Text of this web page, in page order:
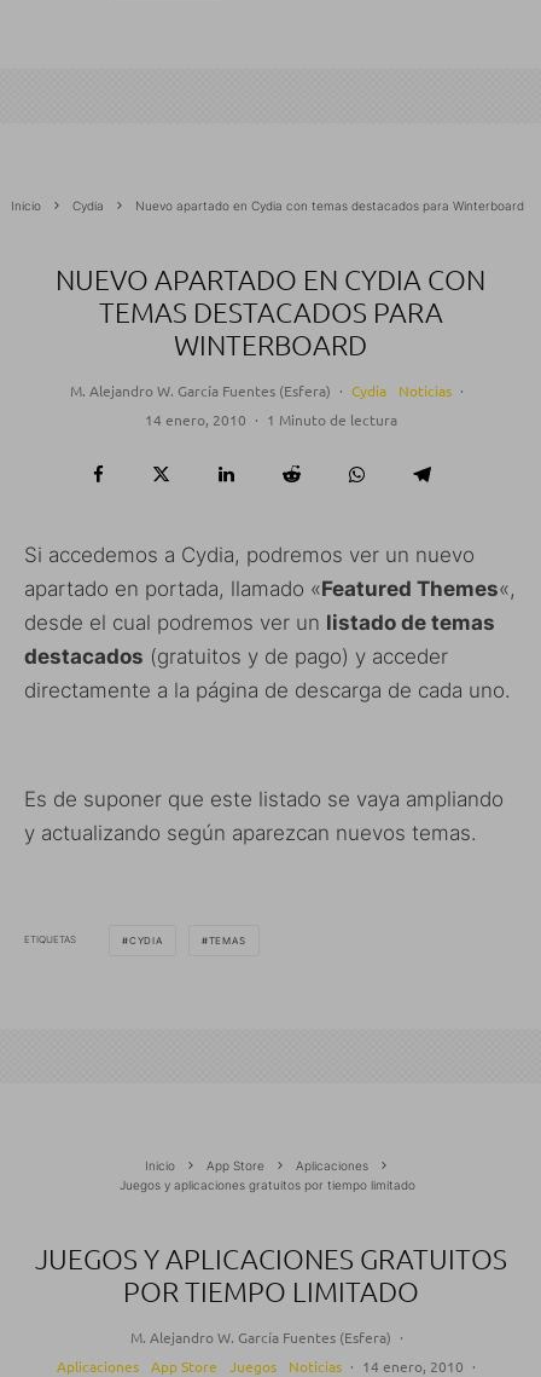
Inicio Cydia Nuevo apartado en Cydia con temas destacados para Winterboard
NUEVO APARTADO EN CYDIA CON
TEMAS DESTACADOS PARA
WINTERBOARD
M. Alejandro W. García Fuentes (Esfera) · Cydia Noticias ·
14 enero, 2010 · 1 Minuto de lectura
Si accedemos a Cydia, podremos ver un nuevo
apartado en portada, llamado «Featured Themes«,
desde el cual podremos ver un listado de temas
destacados (gratuitos y de pago) y acceder
directamente a la página de descarga de cada uno.
Es de suponer que este listado se vaya ampliando
y actualizando según aparezcan nuevos temas.
ETIQUETAS CYDIA TEMAS
Inicio App Store
Aplicaciones
Juegos y aplicaciones gratuitos por tiempo limitado
JUEGOS Y APLICACIONES GRATUITOS
POR TIEMPO LIMITADO
M. Alejandro W. García Fuentes (Esfera) ·
Aplicaciones
App Store Juegos Noticias · 14 enero, 2010 ·